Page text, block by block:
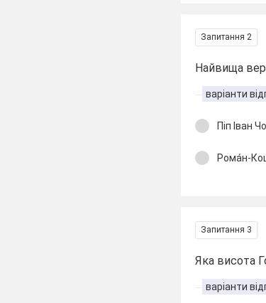
Запитання 2
Найвища
варіанти
Піп Іван
Рома́н-
Запитання 3
Яка висота
варіанти